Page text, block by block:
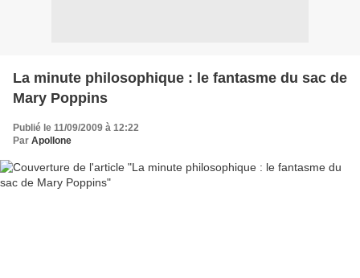
La minute philosophique : le fantasme du sac de
Mary Poppins
Publié le 11/09/2009 à 12:22
Par Apollone